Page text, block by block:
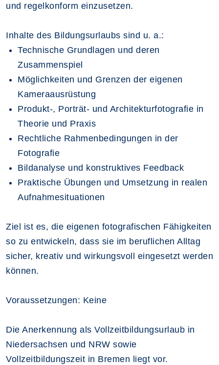
und regelkonform einzusetzen.
Inhalte des Bildungsurlaubs sind u. a.:
Technische Grundlagen und deren
Zusammenspiel
Möglichkeiten und Grenzen der eigenen
Kameraausrüstung
Produkt-, Porträt- und Architekturfotografie in
Theorie und Praxis
Rechtliche Rahmenbedingungen in der
Fotografie
Bildanalyse und konstruktives Feedback
Praktische Übungen und Umsetzung in realen
Aufnahmesituationen
Ziel ist es, die eigenen fotografischen Fähigkeiten
so zu entwickeln, dass sie im beruflichen Alltag
sicher, kreativ und wirkungsvoll eingesetzt werden
können.
Voraussetzungen: Keine
Die Anerkennung als Vollzeitbildungsurlaub in
Niedersachsen und NRW sowie
Vollzeitbildungszeit in Bremen liegt vor.